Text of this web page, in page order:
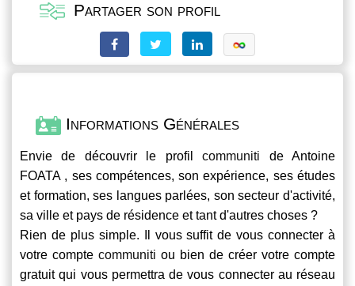
Partager son profil
Informations Générales
Envie de découvrir le profilcommuniti de Antoine
FOATA , ses compétences, son expérience, ses études
et formation, ses langues parlées, son secteur d'activité,
sa ville et pays de résidence et tant d'autres choses ?
Rien de plus simple. Il vous suffit de vous connecter à
votre compte communiti ou bien de créer votre compte
gratuit qui vous permettra de vous connecter au réseau